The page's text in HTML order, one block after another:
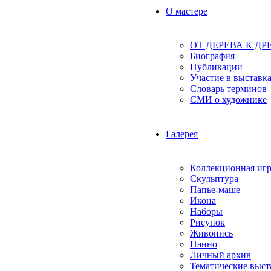
О мастере
ОТ ДЕРЕВА К
Биография
Публикации
Участие в
Словарь терминов
СМИ о художнике
Галерея
Коллекционная
Скульптура
Папье-маше
Икона
Наборы
Рисунок
Живопись
Панно
Личный архив
Тематические